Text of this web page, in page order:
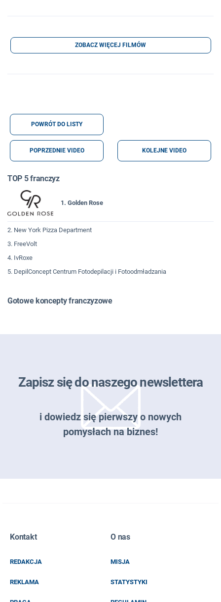
ZOBACZ WIĘCEJ FILMÓW
POWRÓT DO LISTY
POPRZEDNIE VIDEO KOLEJNE VIDEO
TOP 5 franczyz
1. Golden Rose
2. New York Pizza Department
3. FreeVolt
4. IvRoxe
5. DepilConcept Centrum Fotodepilacji i Fotoodmładzania
Gotowe koncepty franczyzowe
Zapisz się do naszego newslettera
i dowiedz się pierwszy o nowych
pomysłach na biznes!
EMAIL
Kontakt
REDAKCJA
REKLAMA
O nas
MISJA
STATYSTYKI